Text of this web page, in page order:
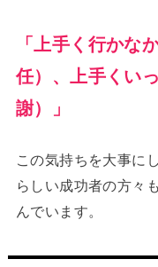
「上手く行かな
任）、上手くい
謝）」
この気持ちを大事に
らしい成功者の方々
んでいます。